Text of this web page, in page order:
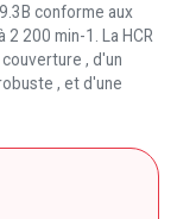
conforme aux
2 200 min-1
La HCR
couverture , d'un
, et d'une